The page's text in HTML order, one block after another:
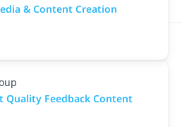
& Content Creation
Feedback Content